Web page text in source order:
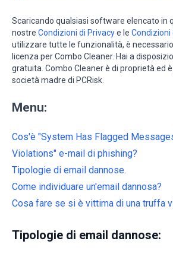
Scaricando qualsiasi software elencato in
nostre Condizioni di Privacye le Condizioni
utilizzare tutte le funzionalità, è
licenza per Combo Cleaner. Hai a
gratuita. Combo Cleaner è di proprietà ed
società madre di PCRisk.
Menu:
Cos'è "System Has Flagged
Violations" e-mail di phishing?
Tipologie di email dannose.
Come individuare un'email dannosa?
Cosa fare se si è vittima di una truffa
Tipologie di email dannose: